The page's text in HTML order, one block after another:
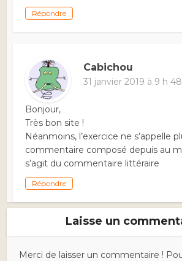
Répondre
Cabichou
31 janvier 2019 à 9 h
Bonjour,
Très bon site !
Néanmoins, l’exercice ne s’appelle
commentaire composé depuis au
s’agit du commentaire littéraire
Répondre
Laisse un
Merci de laisser un commentaire !